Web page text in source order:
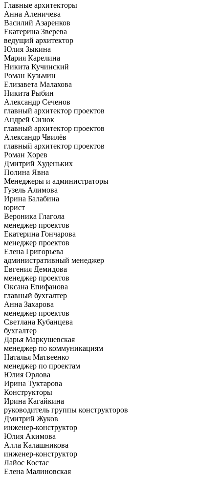
Главные архитекторы
Анна Аленичева
Василий Азаренков
Екатерина Зверева
ведущий архитектор
Юлия Зыкина
Мария Карелина
Никита Кучинский
Роман Кузьмин
Елизавета Малахова
Никита Рыбин
Александр Сеченов
главный архитектор проектов
Андрей Сизюк
главный архитектор проектов
Александр Чвилёв
главный архитектор проектов
Роман Хорев
Дмитрий Худеньких
Полина Явна
Менеджеры и администраторы
Гузель Алимова
Ирина Балабина
юрист
Вероника Глагола
менеджер проектов
Екатерина Гончарова
менеджер проектов
Елена Григорьева
административный менеджер
Евгения Демидова
менеджер проектов
Оксана Епифанова
главный бухгалтер
Анна Захарова
менеджер проектов
Светлана Кубанцева
бухгалтер
Дарья Маркушевская
менеджер по коммуникациям
Наталья Матвеенко
менеджер по проектам
Юлия Орлова
Ирина Туктарова
Конструкторы
Ирина Кагайкина
руководитель группы конструкторов
Дмитрий Жуков
инженер-конструктор
Юлия Акимова
Алла Калашникова
инженер-конструктор
Лайос Костас
Елена Малиновская